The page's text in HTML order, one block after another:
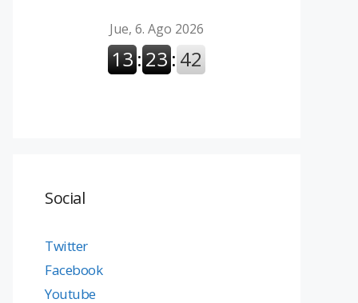
Social
Twitter
Facebook
Youtube